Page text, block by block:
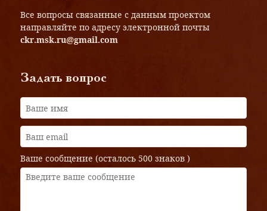
Все вопросы связанные с данным проектом
направляйте по адресу электронной почты
ckr.msk.ru@gmail.com
Задать вопрос
Ваше сообщение (осталось 500 знаков )